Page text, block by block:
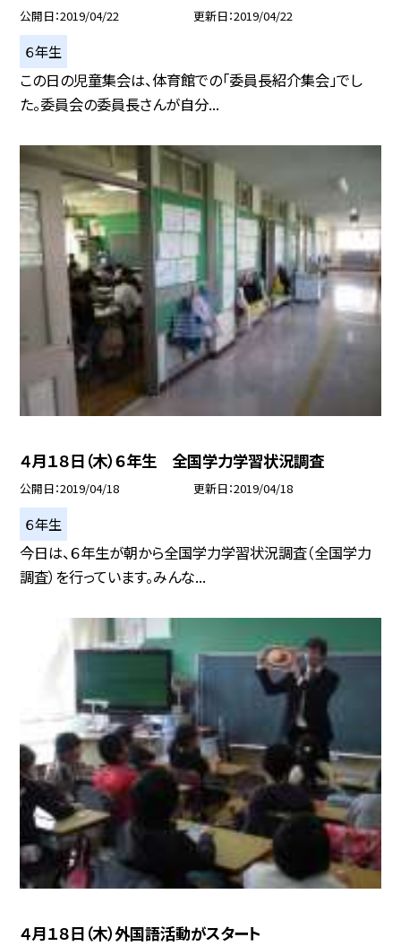
公開日 2019/04/22 更新日 2019/04/22
６年生
この日の児童集会は、体育館での「委員長紹介集会」でし
た。委員会の委員長さんが自分...
４月１８日（木）６年生 全国学力学習状況調査
公開日 2019/04/18 更新日 2019/04/18
６年生
今日は、６年生が朝から全国学力学習状況調査（全国学力
調査）を行っています。みんな...
４月１８日（木）外国語活動がスタート